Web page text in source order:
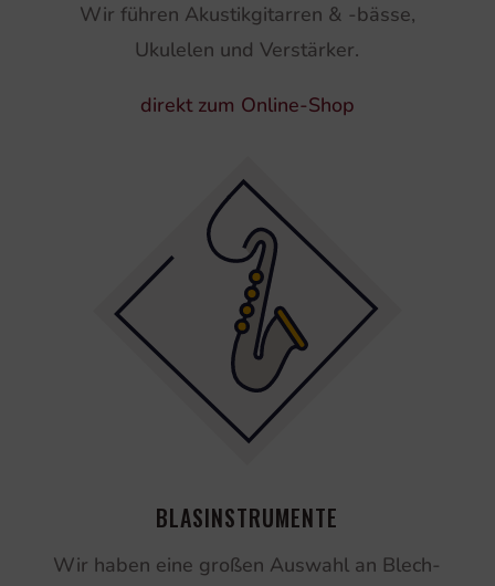
Wir führen Akustikgitarren & -bässe,
Ukulelen und Verstärker.
direkt zum Online-Shop
BLASINSTRUMENTE
Wir haben eine großen Auswahl an Blech-